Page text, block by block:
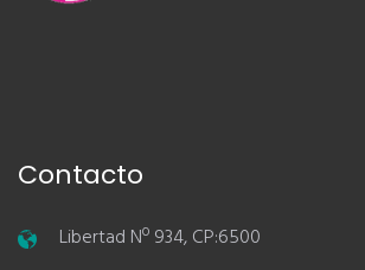
Contacto
Libertad Nº 934, CP:6500